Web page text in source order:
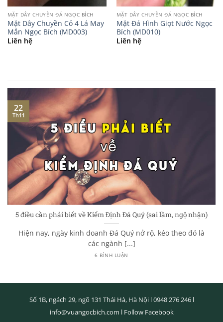
MẶT DÂY CHUYỀN ĐÁ NGỌC BÍCH
Mặt Dây Chuyền Cỏ 4 Lá May
Mắn Ngọc Bích (MD003)
Liên hệ
MẶT DÂY CHUYỀN ĐÁ NGỌC BÍCH
Mặt Đá Hình Giọt Nước Ngọc
Bích (MD010)
Liên hệ
5 điều cần phải biết về Kiểm Định Đá Quý (sai lầm, ngộ nhận)
Hiện nay, ngày kinh doanh Đá Quý nở rộ, kéo theo đó là
các ngành [...]
6 BÌNH LUẬN
22
Th11
Số 1B, ngách 29, ngõ 131 Thái Hà, Hà Nội l0948 276 246l
info@vuangocbich.com l Follow Facebook